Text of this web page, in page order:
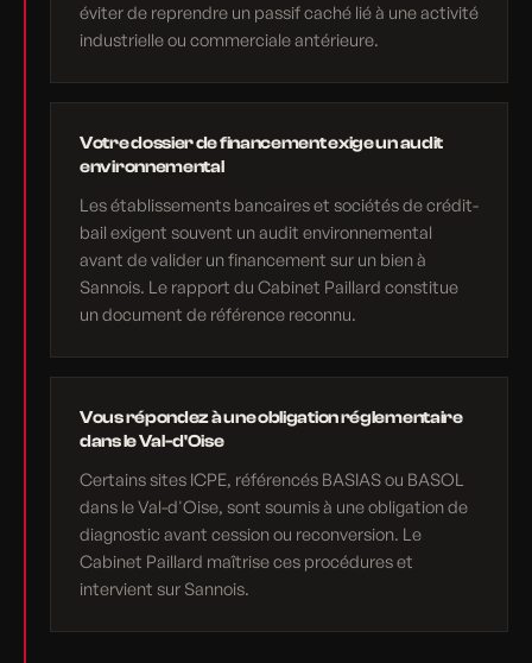
éviter de reprendre un passif caché lié à une activité
industrielle ou commerciale antérieure.
Votre dossier de financement exige un audit
environnemental
Les établissements bancaires et sociétés de crédit-
bail exigent souvent un audit environnemental
avant de valider un financement sur un bien à
Sannois. Le rapport du Cabinet Paillard constitue
un document de référence reconnu.
Vous répondez à une obligation réglementaire
dans le Val-d'Oise
Certains sites ICPE, référencés BASIAS ou BASOL
dans le Val-d'Oise, sont soumis à une obligation de
diagnostic avant cession ou reconversion. Le
Cabinet Paillard maîtrise ces procédures et
intervient sur Sannois.